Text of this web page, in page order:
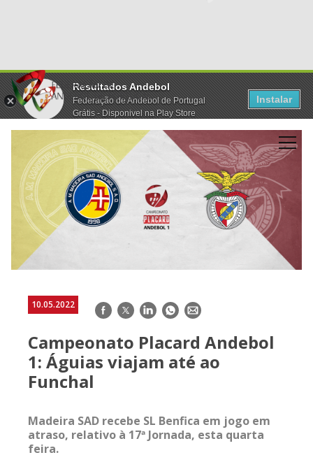
Resultados Andebol
Federação de Andebol de Portugal
Grátis - Disponivel na Play Store
Instalar
10.05.2022 Facebook
TwitterLinkedInWhatsApp
E-
Campeonato Placard Andebol
1: Águias viajam até ao
Funchal
Madeira SAD recebe SL Benfica em jogo em
atraso, relativo à 17ª Jornada, esta quarta
feira.